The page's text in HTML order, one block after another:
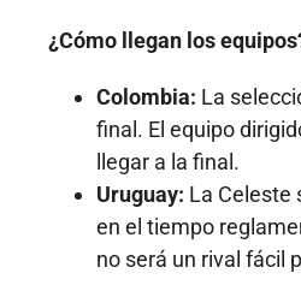
¿Cómo llegan los
Colombia: La
final. El equipo
llegar a la final.
Uruguay: La Celeste
en el tiempo
no será un rival fácil